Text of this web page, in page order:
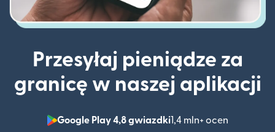
Przesyłaj pieniądze za
granicę w naszej aplikacji
Google Play 4,8 gwiazdki1,4 mln+ ocen
(otwiera